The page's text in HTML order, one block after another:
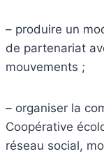
– produire un
de partenariat
mouvements ;
– organiser la
Coopérative
réseau social,